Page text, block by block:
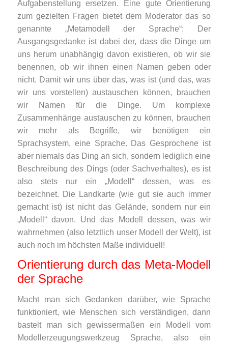
Aufgabenstellung ersetzen. Eine gute Orientierung
zum gezielten Fragen bietet dem Moderator das so
genannte „Metamodell der Sprache“: Der
Ausgangsgedanke ist dabei der, dass die Dinge um
uns herum unabhängig davon existieren, ob wir sie
benennen, ob wir ihnen einen Namen geben oder
nicht. Damit wir uns über das, was ist (und das, was
wir uns vorstellen) austauschen können, brauchen
wir Namen für die Dinge. Um komplexe
Zusammenhänge austauschen zu können, brauchen
wir mehr als Begriffe, wir benötigen ein
Sprachsystem, eine Sprache. Das Gesprochene ist
aber niemals das Ding an sich, sondern lediglich eine
Beschreibung des Dings (oder Sachverhaltes), es ist
also stets nur ein „Modell“ dessen, was es
bezeichnet. Die Landkarte (wie gut sie auch immer
gemacht ist) ist nicht das Gelände, sondern nur ein
„Modell“ davon. Und das Modell dessen, was wir
wahrnehmen (also letztlich unser Modell der Welt), ist
auch noch im höchsten Maße individuell!
Orientierung durch das Meta-Modell
der Sprache
Macht man sich Gedanken darüber, wie Sprache
funktioniert, wie Menschen sich verständigen, dann
bastelt man sich gewissermaßen ein Modell vom
Modellerzeugungswerkzeug Sprache, also ein